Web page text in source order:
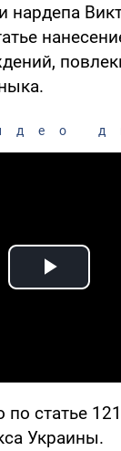
нардепа
Play
статье
Украины.